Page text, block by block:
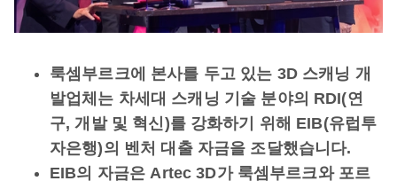
룩셈부르크에 본사를 두고 있는 3D 스캐닝 개
발업체는 차세대 스캐닝 기술 분야의 RDI(연
구, 개발 및 혁신)를 강화하기 위해 EIB(유럽투
자은행)의 벤처 대출 자금을 조달했습니다.
EIB의 자금은 Artec 3D가 룩셈부르크와 포르